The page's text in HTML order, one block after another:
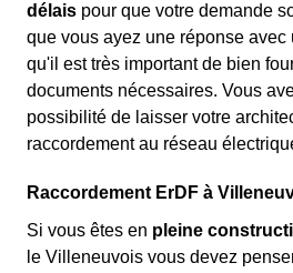
délais pour que votre demande
que vous ayez une réponse avec
qu'il est très important de bien
documents nécessaires. Vous
possibilité de laisser votre
raccordement au réseau
Raccordement ErDF à
Si vous êtes en pleine
le Villeneuvois vous devez